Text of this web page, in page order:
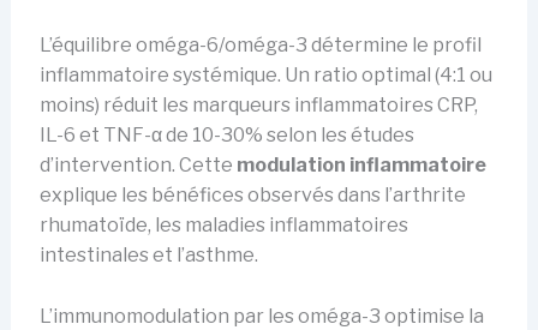
L’équilibre oméga-6/oméga-3 détermine le profil
inflammatoire systémique. Un ratio optimal (4:1 ou
moins) réduit les marqueurs inflammatoires CRP,
IL-6 et TNF-α de 10-30% selon les études
d’intervention. Cette modulation inflammatoire
explique les bénéfices observés dans l’arthrite
rhumatoïde, les maladies inflammatoires
intestinales et l’asthme.
L’immunomodulation par les oméga-3 optimise la